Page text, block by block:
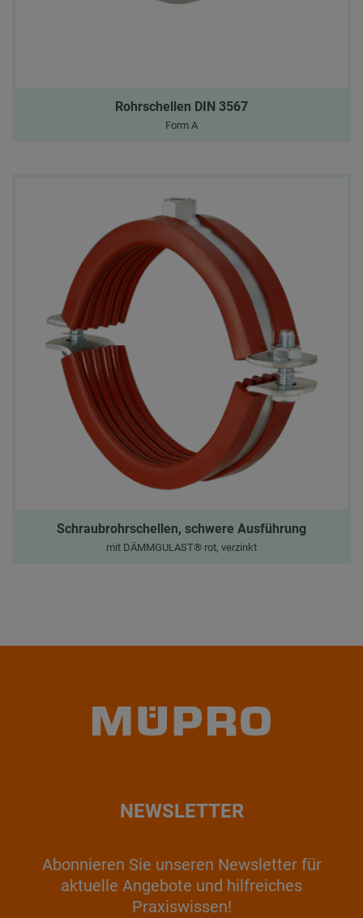
Rohrschellen DIN 3567
Form A
Schraubrohrschellen, schwere Ausführung
mit DÄMMGULAST® rot, verzinkt
NEWSLETTER
Abonnieren Sie unseren Newsletter für
aktuelle Angebote und hilfreiches
Praxiswissen!